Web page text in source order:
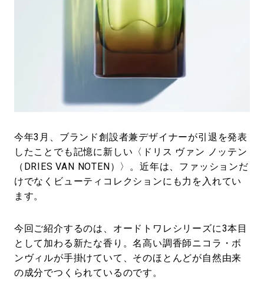
今年3月、ブランド創設者兼デザイナーが引退を発表
したことでも記憶に新しい〈ドリス ヴァン ノッテン
（DRIES VAN NOTEN）〉。近年は、ファッションだ
けでなくビューティコレクションにも力を入れてい
ます。
今回ご紹介するのは、オードトワレシリーズに3本目
として加わる新たな香り。名高い調香師ニコラ・ボ
ンヴィルが手掛けていて、そのほとんどが自然由来
の成分でつくられているのです。